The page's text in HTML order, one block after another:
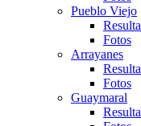
Pueblo Viejo
Fotos
Arrayanes
Fotos
Guaymaral